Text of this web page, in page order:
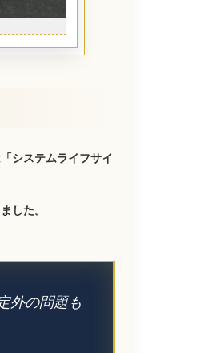
システムライフサイ
した。
外の問題も